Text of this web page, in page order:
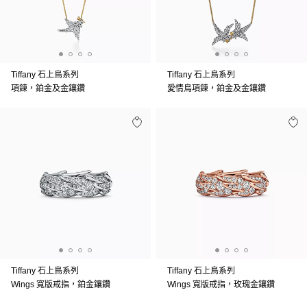
Tiffany 石上鳥系列
項鍊，鉑金及金鑲鑽
Tiffany 石上鳥系列
愛情鳥項鍊，鉑金及金鑲鑽
Tiffany 石上鳥系列
Wings 寬版戒指，鉑金鑲鑽
Tiffany 石上鳥系列
Wings 寬版戒指，玫瑰金鑲鑽